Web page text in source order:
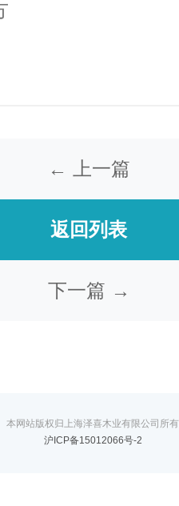
← 上一篇
返回列表
下一篇 →
本网站版权归上海泽喜木业有限公司所有
沪ICP备15012066号-2